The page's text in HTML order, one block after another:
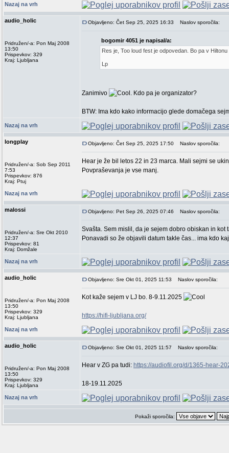
Nazaj na vrh
audio_holic
Pridružen/-a: Pon Maj 2008
13:50
Prispevkov: 329
Kraj: Ljubljana
Objavljeno: Čet Sep 25, 2025 16:33 Naslov sporočila:
bogomir 4051 je napisal/a:
Res je, Too loud fest je odpovedan. Bo pa v
Lp
Zanimivo . Kdo pa je organizator?
BTW: Ima kdo kako informacijo glede domačega
Nazaj na vrh
longplay
Pridružen/-a: Sob Sep 2011
7:53
Prispevkov: 876
Kraj: Ptuj
Objavljeno: Čet Sep 25, 2025 17:50 Naslov sporočila:
Hear je že bil letos 22 in 23 marca. Mali sejmi se
Povpraševanja je vse manj.
Nazaj na vrh
malossi
Pridružen/-a: Sre Okt 2010
12:37
Prispevkov: 81
Kraj: Domžale
Objavljeno: Pet Sep 26, 2025 07:46 Naslov sporočila:
Svašta. Sem mislil, da je sejem dobro obiskan in
Ponavadi so že objavili datum takle čas... ima kdo
Nazaj na vrh
audio_holic
Pridružen/-a: Pon Maj 2008
13:50
Prispevkov: 329
Kraj: Ljubljana
Objavljeno: Sre Okt 01, 2025 11:53 Naslov sporočila:
Kot kaže sejem v LJ bo. 8-9.11.2025
https://hifi-ljubljana.org/
Nazaj na vrh
audio_holic
Pridružen/-a: Pon Maj 2008
13:50
Prispevkov: 329
Kraj: Ljubljana
Objavljeno: Sre Okt 01, 2025 11:57 Naslov sporočila:
Hear v ZG pa tudi: https://audiofil.org/d/1365-hear-
18-19.11.2025
Nazaj na vrh
Pokaži sporočila: